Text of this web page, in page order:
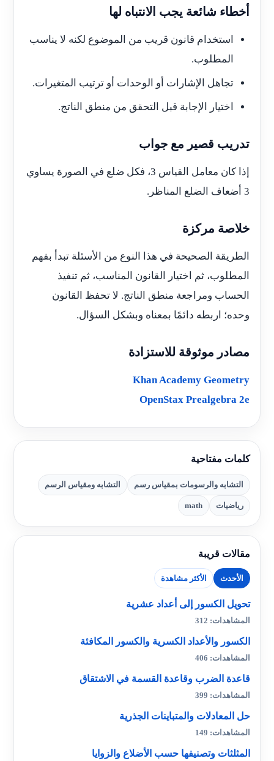
أخطاء شائعة يجب الانتباه لها
استخدام قانون قريب من الموضوع لكنه لا يناسب
المطلوب.
تجاهل الإشارات أو الوحدات أو ترتيب المتغيرات.
اختيار الإجابة قبل التحقق من منطق الناتج.
تدريب قصير مع جواب
إذا كان معامل القياس 3، فكل ضلع في الصورة يساوي
3 أضعاف الضلع المناظر.
خلاصة مركزة
الطريقة الصحيحة في هذا النوع من الأسئلة تبدأ بفهم
المطلوب، ثم اختيار القانون المناسب، ثم تنفيذ
الحساب ومراجعة منطق الناتج. لا تحفظ القانون
وحده؛ اربطه دائمًا بمعناه وبشكل السؤال.
مصادر موثوقة للاستزادة
Khan Academy Geometry
OpenStax Prealgebra 2e
كلمات مفتاحية
التشابه والرسومات بمقياس رسم التشابه ومقياس الرسم
رياضيات math
مقالات قريبة
الأحدث الأكثر مشاهدة
تحويل الكسور إلى أعداد عشرية
المشاهدات: 312
الكسور والأعداد الكسرية والكسور المكافئة
المشاهدات: 406
قاعدة الضرب وقاعدة القسمة في الاشتقاق
المشاهدات: 399
حل المعادلات والمتباينات الجذرية
المشاهدات: 149
المثلثات وتصنيفها حسب الأضلاع والزوايا